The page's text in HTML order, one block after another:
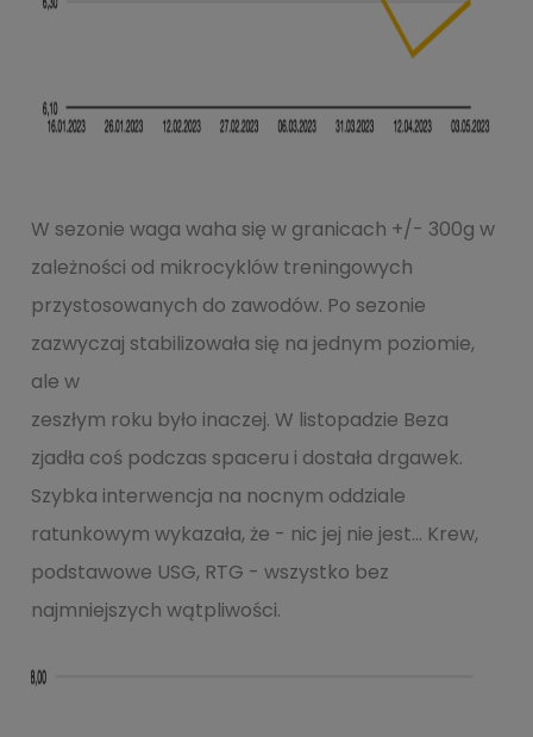
W sezonie waga waha się w granicach +/- 300g w
zależności od mikrocyklów treningowych
przystosowanych do zawodów. Po sezonie
zazwyczaj stabilizowała się na jednym poziomie,
ale w
zeszłym roku było inaczej. W listopadzie Beza
zjadła coś podczas spaceru i dostała drgawek.
Szybka interwencja na nocnym oddziale
ratunkowym wykazała, że - nic jej nie jest… Krew,
podstawowe USG, RTG - wszystko bez
najmniejszych wątpliwości.